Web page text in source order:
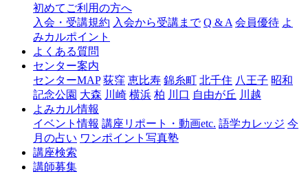
ャ
崎
初めてご利用の方へ
入会・受講規約 入会から受講まで Q & A 会員優待 よ
みカルポイント
よくある質問
センター案内
センターMAP 荻窪 恵比寿 錦糸町 北千住 八王子 昭和
記念公園 大森 川崎 横浜 柏 川口 自由が丘 川越
よみカル情報
イベント情報 講座リポート・動画etc. 語学カレッジ 今
月の占い ワンポイント写真塾
講座検索
講師募集